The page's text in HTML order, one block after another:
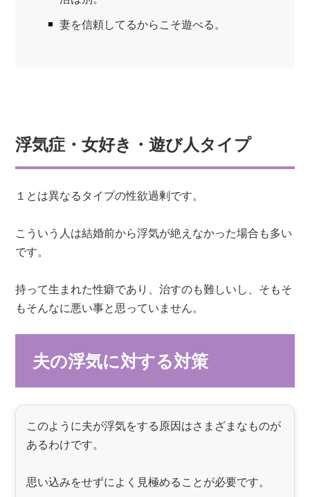
妻を信頼してるからこそ遊べる。
浮気症・女好き・遊び人タイプ
１とは異なるタイプの性欲過剰です。
こういう人は結婚前から浮気が絶えなかった場合も多い
です。
持って生まれた性癖であり、治すのも難しいし、そもそ
もそんなに悪い事と思っていません。
夫の浮気に対する対策
このように夫が浮気をする原因はさまざまなものが
あるわけです。
思い込みをせずによく見極めることが必要です。